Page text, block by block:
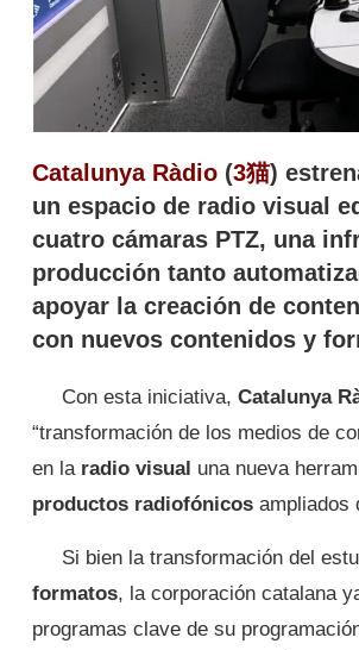
Catalunya Ràdio (3猫)
un espacio de radio visual
cuatro cámaras PTZ, una
producción tanto
apoyar la creación de
con nuevos contenidos y
Con esta iniciativa, Catalunya
“transformación de los medios de
en la radio visual una nueva
productos radiofónicos ampliados
Si bien la transformación del
formatos, la corporación catalana
programas clave de su